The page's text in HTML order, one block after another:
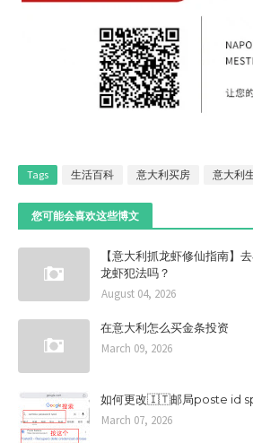
Tags 生活百科 意大利买房 意大利
您可能会喜欢这些博文
【意大利抓龙虾修仙指南】
龙虾犯法吗？
August 04, 2026
在意大利怎么买金条投资
March 09, 2026
如何更改🇮🇹邮局poste id
March 07, 2026